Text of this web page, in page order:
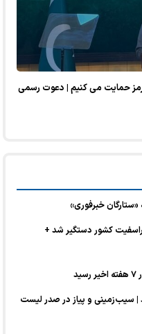
هرمز حمایت می کنیم | دعوت رسمی
خبرفوری»
کشور دستگیر شد +
سیب‌زمینی و پیاز در صدر لیست